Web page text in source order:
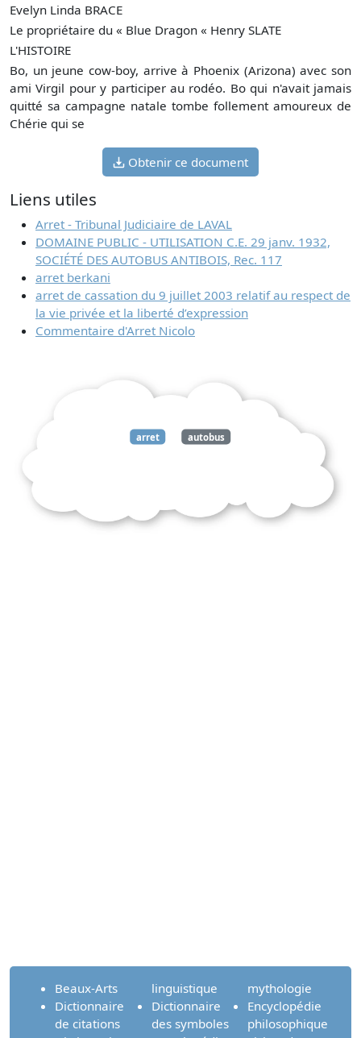
Evelyn Linda BRACE
Le propriétaire du « Blue Dragon « Henry SLATE
L'HISTOIRE
Bo, un jeune cow-boy, arrive à Phoenix (Arizona) avec son
ami Virgil pour y participer au rodéo. Bo qui n'avait jamais
quitté sa campagne natale tombe follement amoureux de
Chérie qui se
Obtenir ce document
Liens utiles
Arret - Tribunal Judiciaire de LAVAL
DOMAINE PUBLIC - UTILISATION C.E. 29 janv. 1932,
SOCIÉTÉ DES AUTOBUS ANTIBOIS, Rec. 117
arret berkani
arret de cassation du 9 juillet 2003 relatif au respect de
la vie privée et la liberté d’expression
Commentaire d'Arret Nicolo
arret autobus
Beaux-Arts
Dictionnaire
de citations
linguistique
Dictionnaire
des symboles
mythologie
Encyclopédie
philosophique